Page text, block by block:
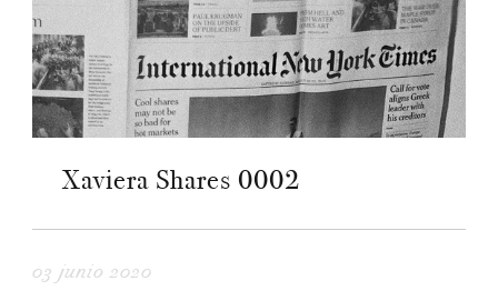
Xaviera Shares 0002
03 junio 2020